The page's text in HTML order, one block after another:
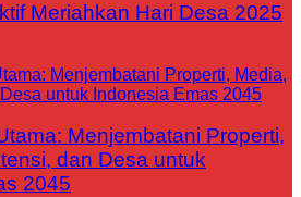
Meriahkan Hari Desa 2025
Menjembatani Properti,
dan Desa untuk
2045